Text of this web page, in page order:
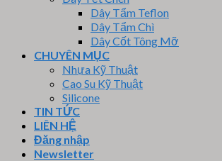
Dây Tẩm Teflon
Dây Tẩm Chì
Dây Cốt Tông Mỡ
CHUYÊN MỤC
Nhựa Kỹ Thuật
Cao Su Kỹ Thuật
Silicone
TIN TỨC
LIÊN HỆ
Đăng nhập
Newsletter